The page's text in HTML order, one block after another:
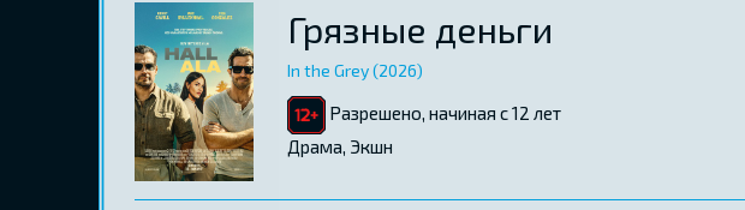
Грязные деньги
In the Grey (2026)
Разрешено, начиная с 12 лет
Драма, Экшн